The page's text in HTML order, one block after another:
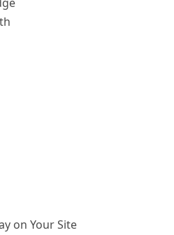
on Your Site